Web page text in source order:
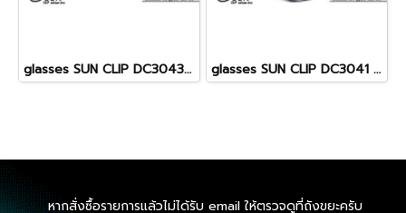
glasses SUN CLIP DC3043 53[]20 140 C5 glasses SUN CLIP DC3041 49[]20 140 C5
หากสั่งซื้อรายการแล้วไม่ได้รับ email ให้ตรวจดูที่ถังขยะครับ